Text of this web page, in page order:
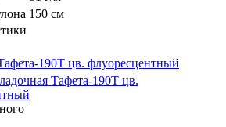
150 см
190Т цв. флуоресцентный
Тафета-190Т цв.